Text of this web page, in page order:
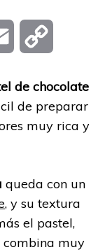
Email
de chocolate
de preparar
muy rica y
queda con un
, y su textura
el pastel,
combina muy